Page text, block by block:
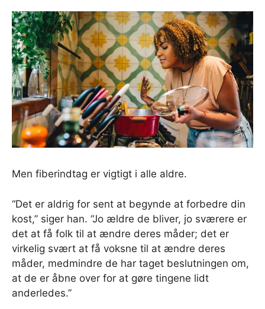
Men fiberindtag er vigtigt i alle aldre.
“Det er aldrig for sent at begynde at forbedre din
kost,” siger han. “Jo ældre de bliver, jo sværere er
det at få folk til at ændre deres måder; det er
virkelig svært at få voksne til at ændre deres
måder, medmindre de har taget beslutningen om,
at de er åbne over for at gøre tingene lidt
anderledes.”